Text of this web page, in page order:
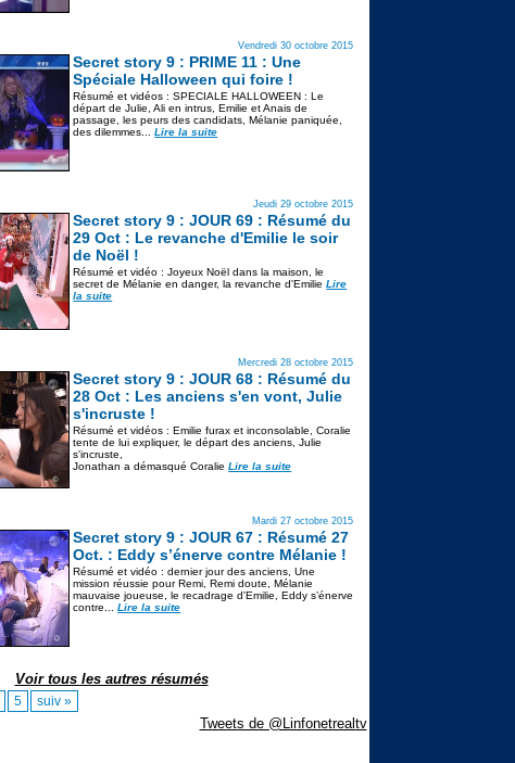
Vendredi 30 octobre 2015
Secret story 9 : PRIME 11 : Une
Spéciale Halloween qui foire !
Résumé et vidéos : SPECIALE HALLOWEEN : Le
départ de Julie, Ali en intrus, Emilie et Anais de
passage, les peurs des candidats, Mélanie paniquée,
des dilemmes...Lire la suite
Jeudi 29 octobre 2015
Secret story 9 : JOUR 69 : Résumé du
29 Oct : Le revanche d'Emilie le soir
de Noël !
Résumé et vidéo : Joyeux Noël dans la maison, le
secret de Mélanie en danger, la revanche d'EmilieLire
la suite
Mercredi 28 octobre 2015
Secret story 9 : JOUR 68 : Résumé du
28 Oct : Les anciens s'en vont, Julie
s'incruste !
Résumé et vidéos : Emilie furax et inconsolable, Coralie
tente de lui expliquer, le départ des anciens, Julie
s'incruste,
Jonathan a démasqué CoralieLire la suite
Mardi 27 octobre 2015
Secret story 9 : JOUR 67 : Résumé 27
Oct. : Eddy s’énerve contre Mélanie !
Résumé et vidéo : dernier jour des anciens, Une
mission réussie pour Remi, Remi doute, Mélanie
mauvaise joueuse, le recadrage d'Emilie, Eddy s’énerve
contre...Lire la suite
Voir tous les autres résumés
5 suiv »
Tweets de @Linfonetrealtv